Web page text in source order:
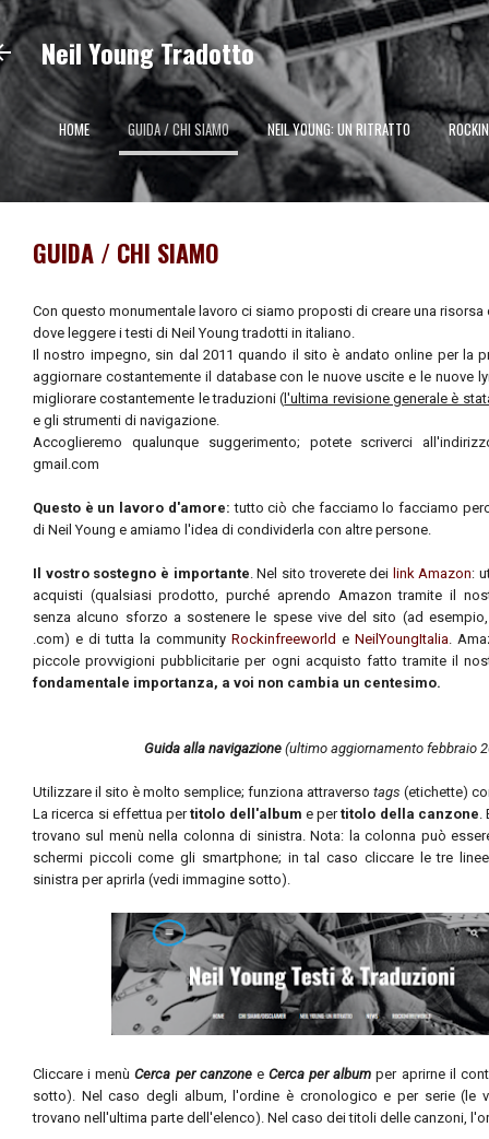
Passa ai contenuti principali
Neil Young Tradotto
HOME GUIDA / CHI SIAMO NEIL YOUNG: UN RITRATTO
GUIDA / CHI SIAMO
Con questo monumentale lavoro ci siamo proposti di creare una risorsa
dove leggere i testi di Neil Young tradotti in italiano.
Il nostro impegno, sin dal 2011 quando il sito è andato online per la
aggiornare costantemente il database con le nuove uscite e le nuove
migliorare costantemente le traduzioni (l'ultima revisione generale è
e gli strumenti di navigazione.
Accoglieremo qualunque suggerimento; potete scriverci
gmail.com
Questo è un lavoro d'amore: tutto ciò che facciamo lo facciamo
di Neil Young e amiamo l'idea di condividerla con altre persone.
Il vostro sostegno è importante . Nel sito troverete dei link Amazon:
acquisti (qualsiasi prodotto, purché aprendo Amazon tramite il
senza alcuno sforzo a sostenere le spese vive del sito (ad
.com) e di tutta la community Rockinfreeworld e NeilYoungItalia .
piccole provvigioni pubblicitarie per ogni acquisto fatto tramite il
fondamentale importanza, a voi non cambia un centesimo.
Guida alla navigazione (ultimo aggiornamento febbraio
Utilizzare il sito è molto semplice; funziona attraverso tags (etichette)
La ricerca si effettua pertitolo dell'album e pertitolo della canzone
trovano sul menù nella colonna di sinistra. Nota: la colonna può
schermi piccoli come gli smartphone; in tal caso cliccare le tre
sinistra per aprirla (vedi immagine sotto).
Cliccare i menùCerca per canzonee Cerca per album per aprirne il
sotto). Nel caso degli album, l'ordine è cronologico e per serie (le
trovano nell'ultima parte dell'elenco). Nel caso dei titoli delle canzoni,